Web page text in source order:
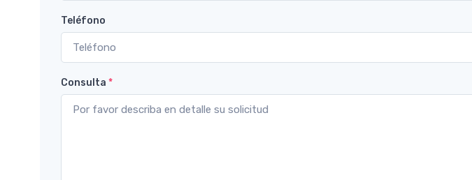
Teléfono
Consulta *